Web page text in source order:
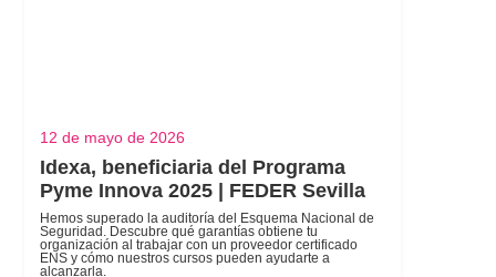
12 de mayo de 2026
Idexa, beneficiaria del Programa
Pyme Innova 2025 | FEDER Sevilla
Hemos superado la auditoría del Esquema Nacional de
Seguridad. Descubre qué garantías obtiene tu
organización al trabajar con un proveedor certificado
ENS y cómo nuestros cursos pueden ayudarte a
alcanzarla.